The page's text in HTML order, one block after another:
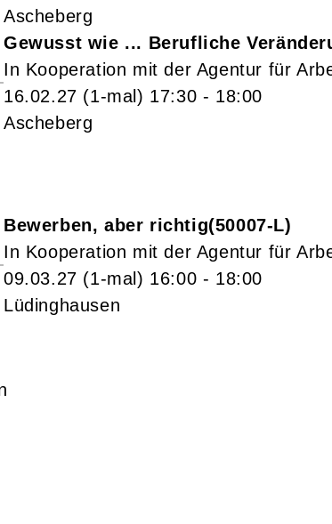
Ascheberg
Gewusst wie ... Berufliche
In Kooperation mit der Agentur für
16.02.27 (1-mal) 17:30 - 18:00
Ascheberg
Bewerben, aber richtig 50007-L
In Kooperation mit der Agentur für
09.03.27 (1-mal) 16:00 - 18:00
Lüdinghausen